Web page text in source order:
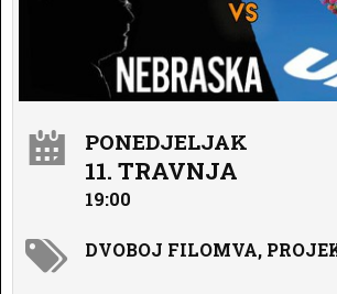
PONEDJELJAK
11. TRAVNJA
19:00
DVOBOJ FILOMVA,